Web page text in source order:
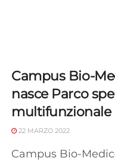
Campus Bio-
nasce Parco
multifunzionale
22 MARZO 2022
Campus Bio-